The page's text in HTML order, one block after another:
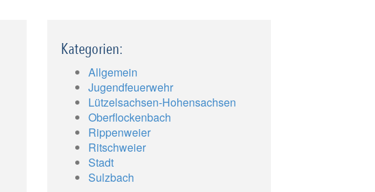
Kategorien:
Allgemein
Jugendfeuerwehr
Lützelsachsen-Hohensachsen
Oberflockenbach
Rippenweier
Ritschweier
Stadt
Sulzbach